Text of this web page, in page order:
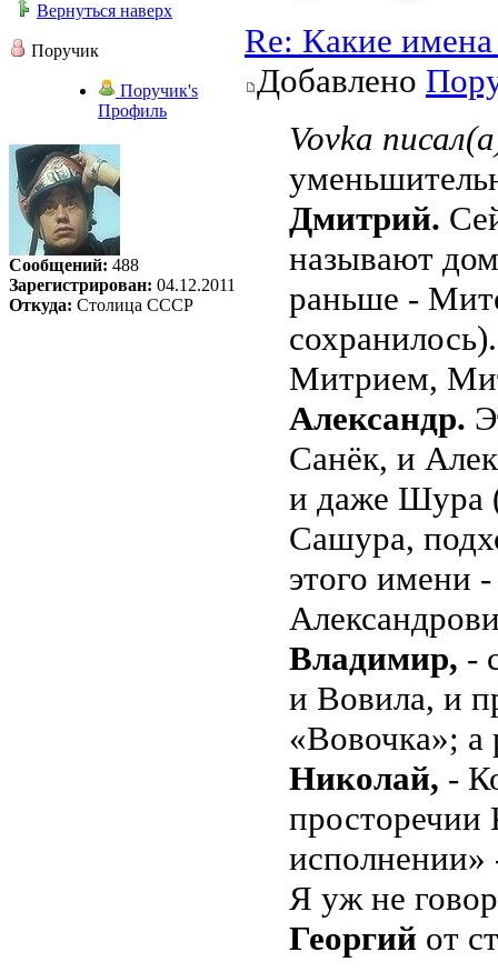
Вернуться наверх
Поручик
Поручик's
Профиль
Сообщений: 488
Зарегистрирован: 04.12.2011
Откуда: Столица СССР
Re: Какие
Добавлено
Vovka
Дмитрий.
называют
раньше -
Митрием,
Александр.
Санёк, и
и даже Шура
Сашура,
этого имени
Владимир, -
и Вовила, и
«Вовочка»;
Николай, -
просторечии
Я уж не
Георгий от